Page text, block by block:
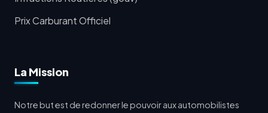
Prix Carburant Officiel
La Mission
Notre but est de redonner le pouvoir aux automobilistes